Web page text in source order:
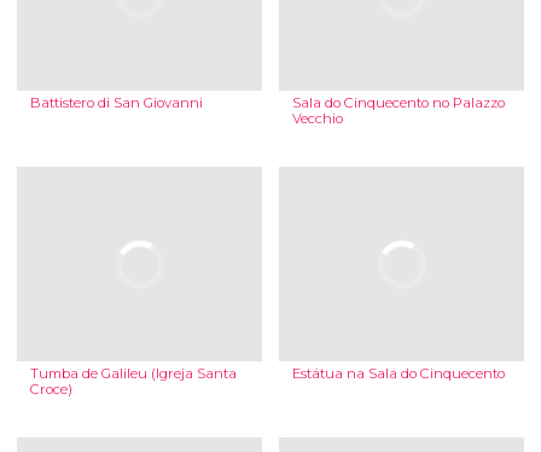
Battistero di San Giovanni
Sala do Cinquecento no Palazzo
Vecchio
Tumba de Galileu (Igreja Santa
Croce)
Estátua na Sala do Cinquecento